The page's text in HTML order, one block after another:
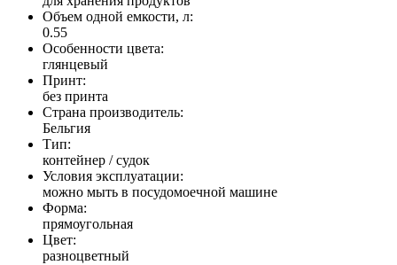
Объем одной емкости, л:
0.55
Особенности цвета:
глянцевый
Принт:
без принта
Страна производитель:
Бельгия
Тип:
контейнер / судок
Условия эксплуатации:
можно мыть в посудомоечной машине
Форма:
прямоугольная
Цвет:
разноцветный